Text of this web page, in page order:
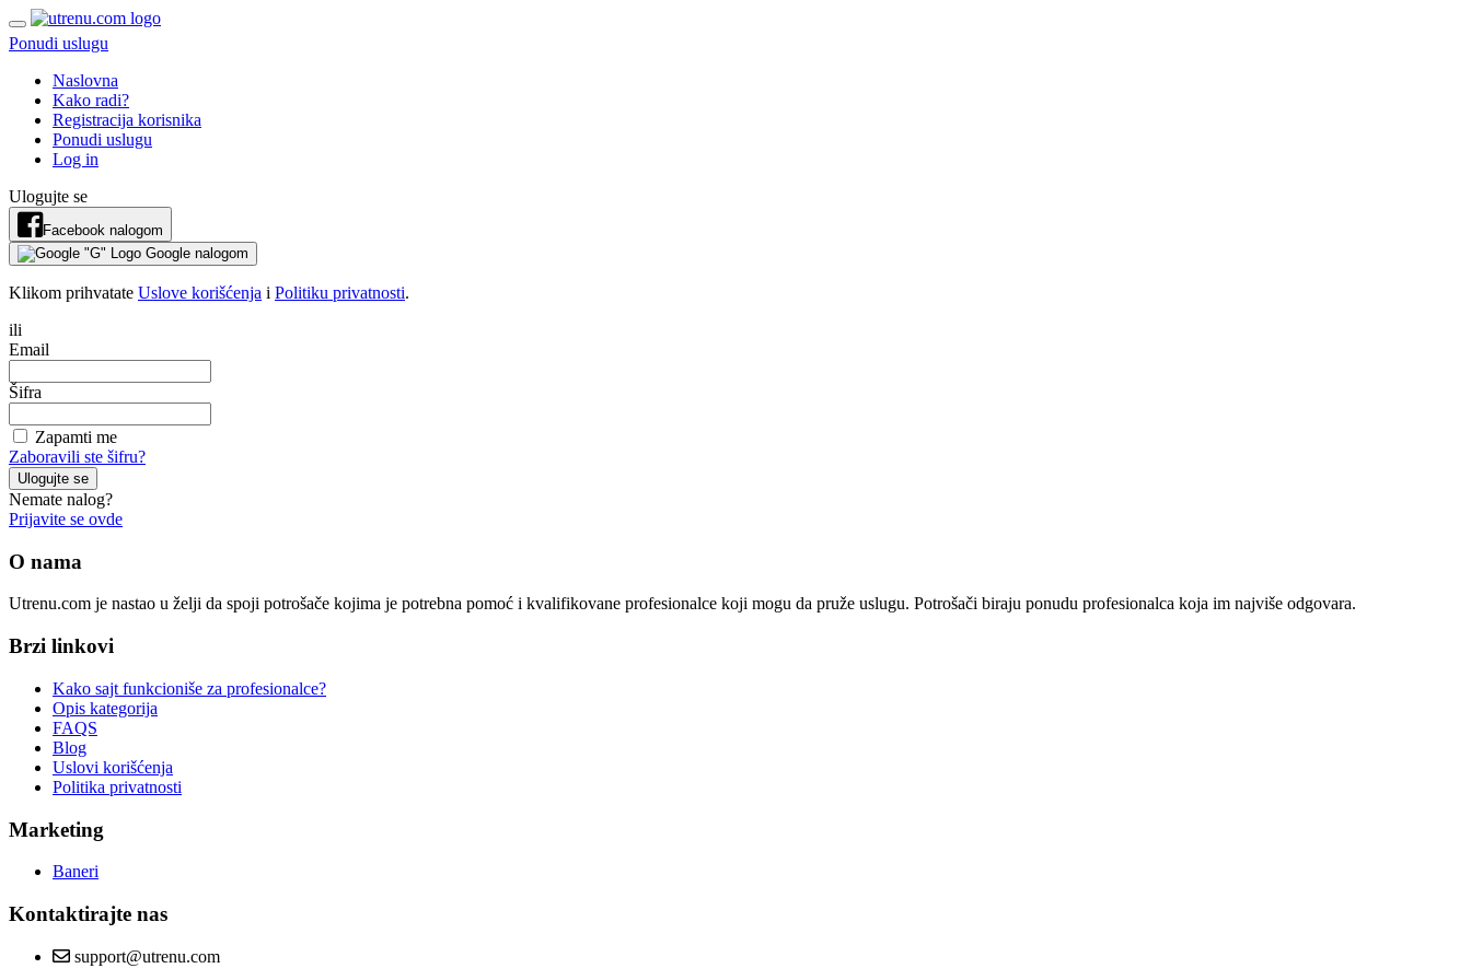
Ponudi uslugu
Naslovna
Kako radi?
Registracija korisnika
Ponudi uslugu
Log in
Ulogujte se
Facebook nalogom
Google nalogom
Klikom prihvatate Uslove korišćenja i Politiku privatnosti.
ili
Email
Šifra
Zapamti me
Zaboravili ste šifru?
Ulogujte se
Nemate nalog?
Prijavite se ovde
O nama
Utrenu.com je nastao u želji da spoji potrošače kojima je potrebna pomoć i kvalifikovane profesionalce koji mogu da pruže uslugu. Potrošači biraju ponudu profesionalca koja im najviše odgovara.
Brzi linkovi
Kako sajt funkcioniše za profesionalce?
Opis kategorija
FAQS
Blog
Uslovi korišćenja
Politika privatnosti
Marketing
Baneri
Kontaktirajte nas
support@utrenu.com